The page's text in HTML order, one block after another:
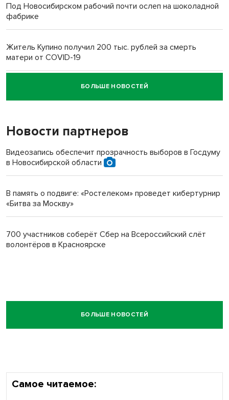
Под Новосибирском рабочий почти ослеп на шоколадной
фабрике
Житель Купино получил 200 тыс. рублей за смерть
матери от COVID-19
Новосибирский суд наказал водителя за смерть
пенсионерки на вокзале
БОЛЬШЕ НОВОСТЕЙ
Новости партнеров
Видеозапись обеспечит прозрачность выборов в Госдуму
в Новосибирской области
В память о подвиге: «Ростелеком» проведет кибертурнир
«Битва за Москву»
700 участников соберёт Сбер на Всероссийский слёт
волонтёров в Красноярске
БОЛЬШЕ НОВОСТЕЙ
Самое читаемое: